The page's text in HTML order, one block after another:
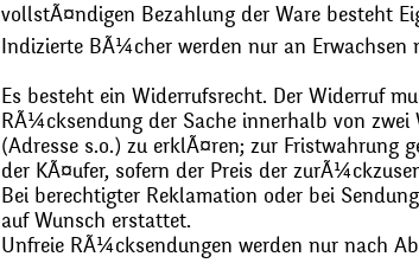
vollstÃ¤ndigen Bezahlung der Ware besteht
Indizierte BÃ¼cher werden nur an Erwachsen
Es besteht ein Widerrufsrecht. Der Widerruf
RÃ¼cksendung der Sache innerhalb von
(Adresse s.o.) zu erklÃ¤ren; zur
der KÃ¤ufer, sofern der Preis der
Bei berechtigter Reklamation oder bei
auf Wunsch erstattet.
Unfreie RÃ¼cksendungen werden nur nach